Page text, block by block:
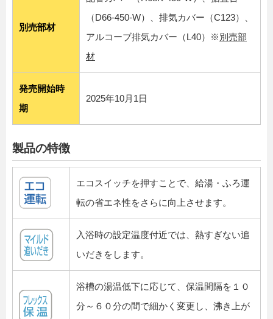
別売部材
（D66-450-W）、排気カバー（C123）、
アルコーブ排気カバー（L40）※別売部
材
発売開始時
期
2025年10月1日
製品の特徴
エコスイッチを押すことで、給湯・ふろ運
転の省エネ性をさらに向上させます。
入浴時の設定温度付近では、熱すぎない追
いだきをします。
浴槽の湯温低下に応じて、保温間隔を１０
分～６０分の間で細かく変更し、沸き上が